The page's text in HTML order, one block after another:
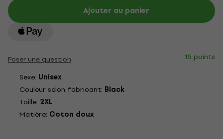
Ajouter au panier
Poser une question
15 points
Sexe: Unisex
Couleur selon fabricant: Black
Taille: 2XL
Matière: Coton doux